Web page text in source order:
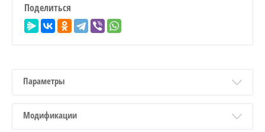
Поделиться
Параметры
Модификации